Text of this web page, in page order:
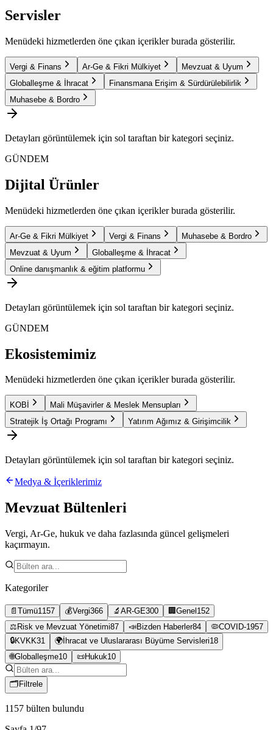
Servisler
Menüdeki hizmetlerden öne çıkan içerikler burada gösterilir.
Vergi & Finans Ar-Ge & Fikri Mülkiyet
Mevzuat & Uyum
Globalleşme & İhracat
Finansmana Erişim & Sürdürülebilirlik
Muhasebe & Bordro
Detayları görüntülemek için sol taraftan bir kategori seçiniz.
GÜNDEM
Dijital Ürünler
Menüdeki hizmetlerden öne çıkan içerikler burada gösterilir.
Ar-Ge & Fikri Mülkiyet Vergi & Finans
Muhasebe & Bordro
Mevzuat & Uyum
Globalleşme & İhracat
Online danışmanlık & eğitim platformu
Detayları görüntülemek için sol taraftan bir kategori seçiniz.
GÜNDEM
Ekosistemimiz
Menüdeki hizmetlerden öne çıkan içerikler burada gösterilir.
KOBİ
Mali Müşavirler & Meslek Mensupları
Stratejik İş Ortağı Programı
Yatırım Ağımız & Girişimcilik
Detayları görüntülemek için sol taraftan bir kategori seçiniz.
Medya & İçeriklerimiz
Mevzuat Bültenleri
Vergi, Ar-Ge, hukuk ve daha fazlasında güncel gelişmeleri
kaçırmayın.
Kategoriler
📄 Tümü1157 💰Vergi366 🔬 AR-GE300 🏢 Genel 152
⚖️ Risk ve Mevzuat Yönetimi87 📣Bizden Haberler84 🦠COVID-1957
🔒KVKK31 🌍 İhracat ve Uluslararası Büyüme Servisleri18
🌐Globalleşme10 📜Hukuk10
🗂 Filtrele
1157 bülten bulundu